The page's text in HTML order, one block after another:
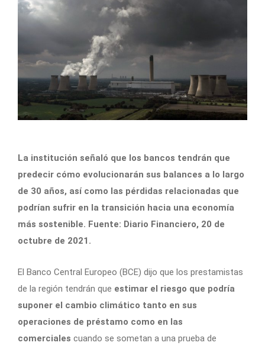
La institución señaló que los bancos tendrán que
predecir cómo evolucionarán sus balances a lo largo
de 30 años, así como las pérdidas relacionadas que
podrían sufrir en la transición hacia una economía
más sostenible. Fuente: Diario Financiero, 20 de
octubre de 2021.
El Banco Central Europeo (BCE) dijo que los prestamistas
de la región tendrán que estimar el riesgo que podría
suponer el cambio climático tanto en sus
operaciones de préstamo como en las
comerciales cuando se sometan a una prueba de